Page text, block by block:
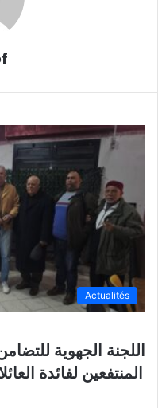
Actualités
اللجنة الجهوية